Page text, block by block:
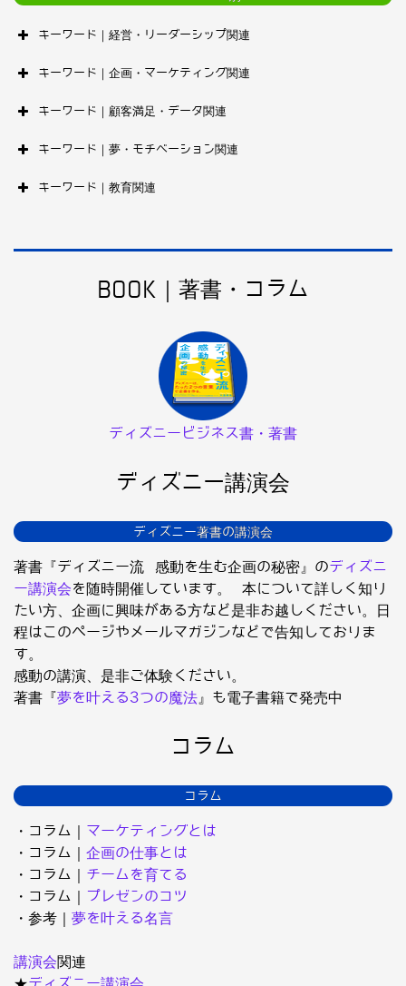
キーワード｜経営・リーダーシップ関連
キーワード｜企画・マーケティング関連
キーワード｜顧客満足・データ関連
キーワード｜夢・モチベーション関連
キーワード｜教育関連
BOOK｜著書・コラム
ディズニービジネス書・著書
ディズニー講演会
ディズニー著書の講演会
著書『ディズニー流 感動を生む企画の秘密』のディズニ
ー講演会を随時開催しています。 本について詳しく知り
たい方、企画に興味がある方など是非お越しください。日
程はこのページやメールマガジンなどで告知しておりま
す。
感動の講演、是非ご体験ください。
著書『夢を叶える3つの魔法』も電子書籍で発売中
コラム
コラム
・コラム｜ マーケティングとは
・コラム｜ 企画の仕事とは
・コラム｜ チームを育てる
・コラム｜ プレゼンのコツ
・参考｜ 夢を叶える名言
講演会関連